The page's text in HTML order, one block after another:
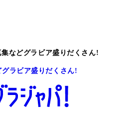
などグラビア盛りだくさん!
ラビア盛りだくさん!